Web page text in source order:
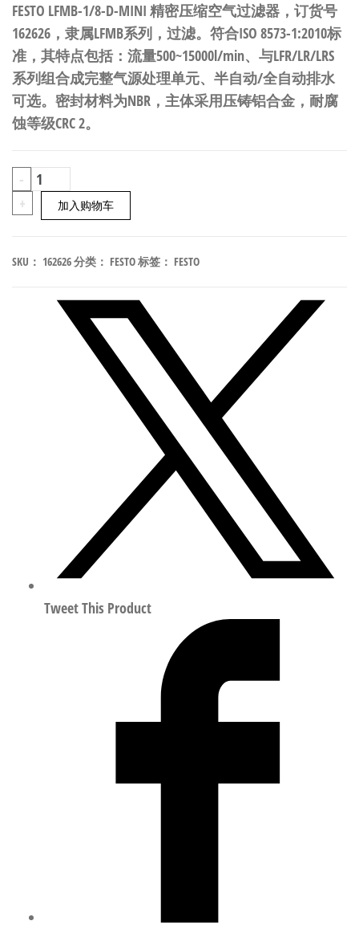
FESTO LFMB-1/8-D-MINI 精密压缩空气过滤器，订货号
162626，隶属LFMB系列，过滤。符合ISO 8573-1:2010标
准，其特点包括：流量500~15000l/min、与LFR/LR/LRS
系列组合成完整气源处理单元、半自动/全自动排水
可选。密封材料为NBR，主体采用压铸铝合金，耐腐
蚀等级CRC 2。
-
FESTO
LFMB-
1/8-
MINI
1:2010
162626
+ 加入购物车
SKU： 162626分类： FESTO标签： FESTO
Tweet This Product